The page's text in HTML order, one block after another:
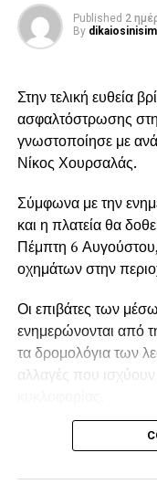
Published 2
By
Στην τελική ευθεία
ασφαλτόστρωσης
γνωστοποίησε με
Νίκος Χουρσαλάς.
Σύμφωνα με την
και η πλατεία θα
Πέμπτη 6
οχημάτων στην
Οι επιβάτες των
ενημερώνονται από
τα δρομολόγια των
αλλαγές που